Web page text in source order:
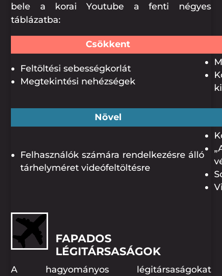
bele a korai Youtube a fenti négyes
táblázatba:
Csökkent
Feltöltési sebességkorlát
Megtekintési nehézségek
Növel
Felhasználók számára rendelkezésre álló
tárhelyméret videófeltöltésre
FAPADOS
LÉGITÁRSASÁGOK
A hagyományos légitársaságokat